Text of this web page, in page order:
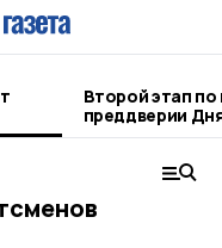
Второй этап по
преддверии Дня физкультурника прошёл
в Кирсанове